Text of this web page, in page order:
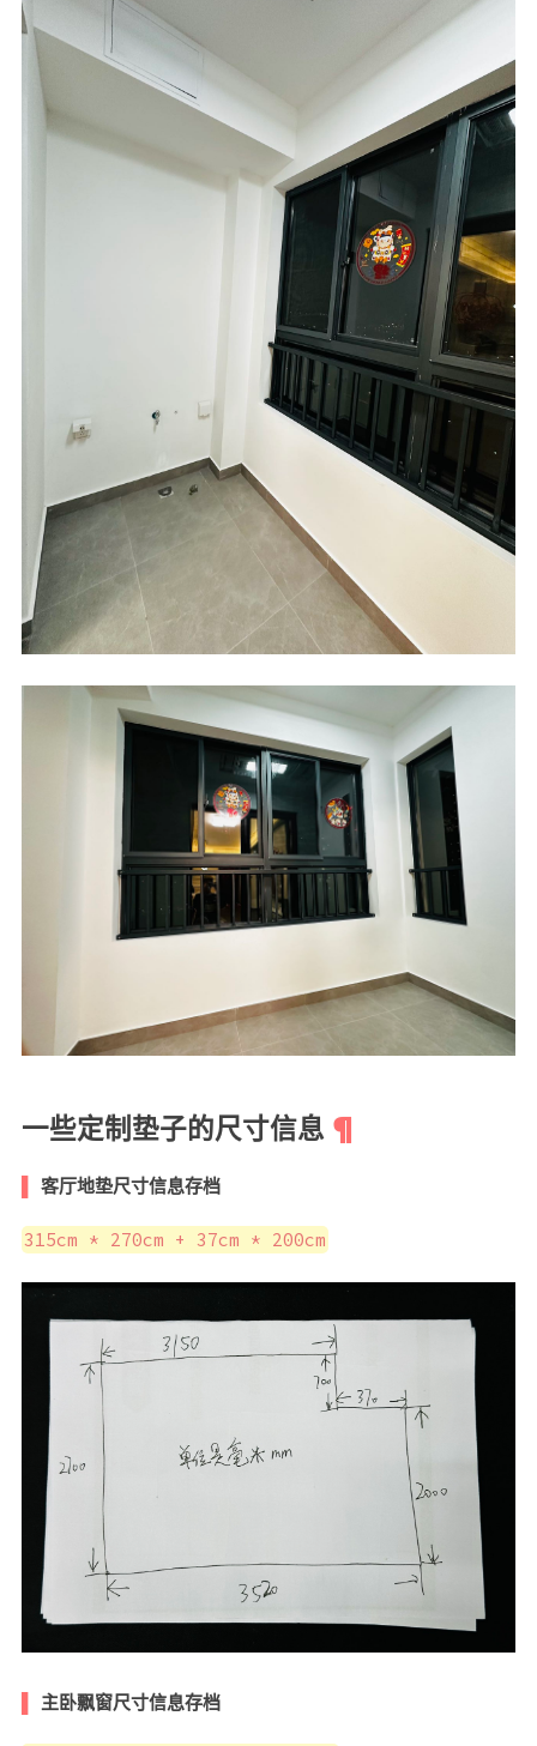
一些定制垫子的尺寸信息
客厅地垫尺寸信息存档
315cm * 270cm + 37cm * 200cm
主卧飘窗尺寸信息存档